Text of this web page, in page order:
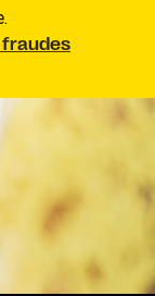
fraudes